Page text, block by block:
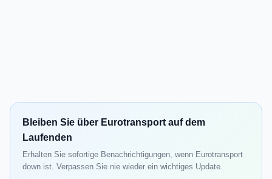
Bleiben Sie über Eurotransport auf dem
Laufenden
Erhalten Sie sofortige Benachrichtigungen, wenn Eurotransport
down ist. Verpassen Sie nie wieder ein wichtiges Update.